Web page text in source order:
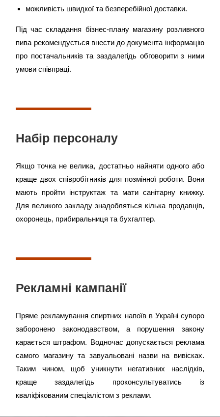
можливість швидкої та безперебійної доставки.
Під час складання бізнес-плану магазину розливного
пива рекомендується внести до документа інформацію
про постачальників та заздалегідь обговорити з ними
умови співпраці.
Набір персоналу
Якщо точка не велика, достатньо найняти одного або
краще двох співробітників для позмінної роботи. Вони
мають пройти інструктаж та мати санітарну книжку.
Для великого закладу знадобляться кілька продавців,
охоронець, прибиральниця та бухгалтер.
Рекламні кампанії
Пряме рекламування спиртних напоїв в Україні суворо
заборонено законодавством, а порушення закону
карається штрафом. Водночас допускається реклама
самого магазину та завуальовані назви на вивісках.
Таким чином, щоб уникнути негативних наслідків,
краще заздалегідь проконсультуватись із
кваліфікованим спеціалістом з реклами.